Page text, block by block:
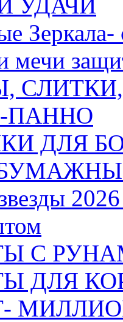
Зеркала-
мечи
ПАННО
ДЛЯ
С
ДЛЯ